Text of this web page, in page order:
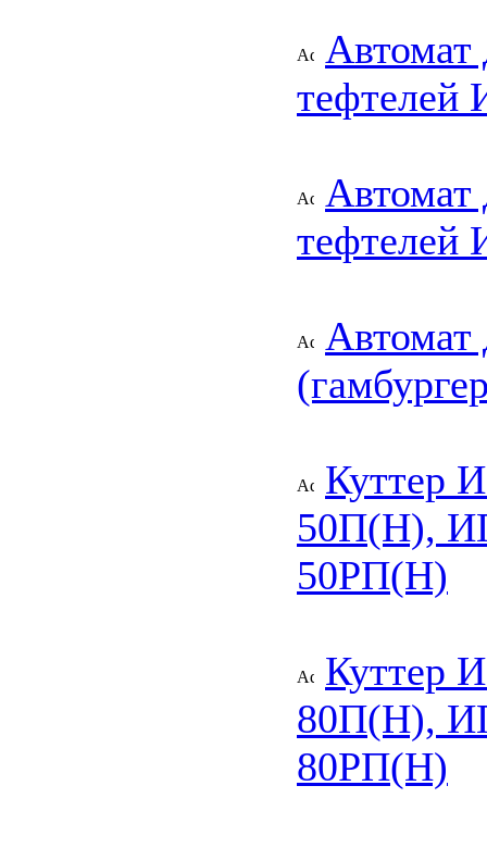
Автомат
Автомат
Автомат
Куттер
50П(Н),
50РП(Н)
Куттер
80П(Н),
80РП(Н)